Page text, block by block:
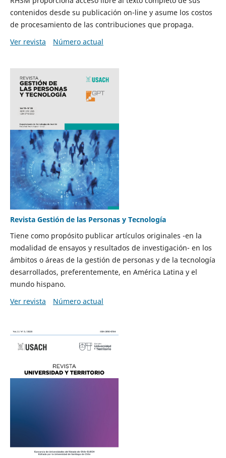
contenidos desde su publicación on-line y asume los costos
de procesamiento de las contribuciones que propaga.
Ver revista
Número actual
Revista Gestión de las Personas y Tecnología
Tiene como propósito publicar artículos originales -en la
modalidad de ensayos y resultados de investigación- en los
ámbitos o áreas de la gestión de personas y de la tecnología
desarrollados, preferentemente, en América Latina y el
mundo hispano.
Ver revista
Número actual